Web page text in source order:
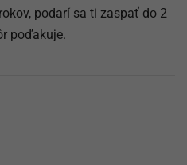
podarí sa ti zaspať do 2
poďakuje.